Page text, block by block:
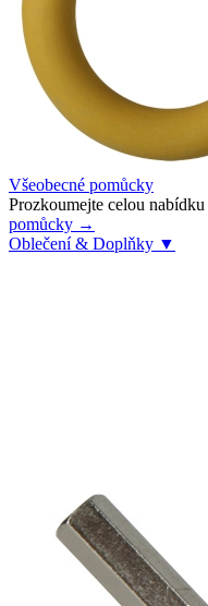
Všeobecné pomůcky
Prozkoumejte celou nabídku
pomůcky →
Oblečení & Doplňky ▼